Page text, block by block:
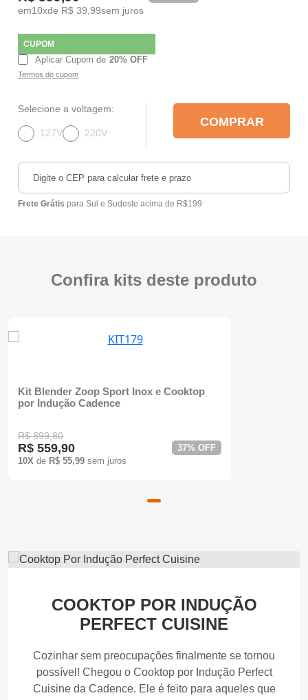
10x R$ 39,99
CUPOM
Aplicar Cupom de 20% OFF
Termos do cupom
Selecione a voltagem:
127V 220V
COMPRAR
Frete Grátis para Sul e Sudeste acima de R$199
Confira kits deste produto
Kit Blender Zoop Sport Inox e Cooktop
por Indução Cadence
R$ 899,80
R$ 559,90
10X de R$ 55,99 sem juros
37% OFF
COOKTOP POR INDUÇÃO
PERFECT CUISINE
Cozinhar sem preocupações finalmente se tornou
possível! Chegou o Cooktop por Indução Perfect
Cuisine da Cadence. Ele é feito para aqueles que
Mixers
Processadores
Coifas
Churrasqueiras
Torradeiras
Cooktops